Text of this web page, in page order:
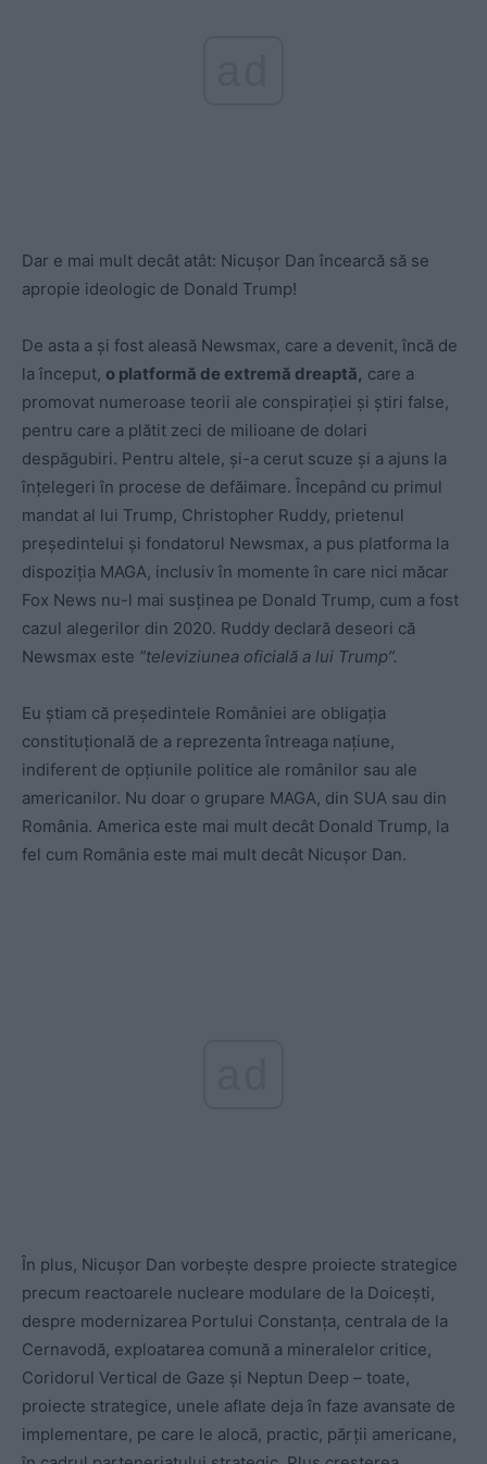
Dar e mai mult decât atât: Nicușor Dan încearcă să se
apropie ideologic de Donald Trump!
De asta a și fost aleasă Newsmax, care a devenit, încă de
la început, o platformă de extremă dreaptă, care a
promovat numeroase teorii ale conspirației și știri false,
pentru care a plătit zeci de milioane de dolari
despăgubiri. Pentru altele, și-a cerut scuze și a ajuns la
înțelegeri în procese de defăimare. Începând cu primul
mandat al lui Trump, Christopher Ruddy, prietenul
președintelui și fondatorul Newsmax, a pus platforma la
dispoziția MAGA, inclusiv în momente în care nici măcar
Fox News nu-l mai susținea pe Donald Trump, cum a fost
cazul alegerilor din 2020. Ruddy declară deseori că
Newsmax este ”televiziunea oficială a lui Trump”.
Eu știam că președintele României are obligația
constituțională de a reprezenta întreaga națiune,
indiferent de opțiunile politice ale românilor sau ale
americanilor. Nu doar o grupare MAGA, din SUA sau din
România. America este mai mult decât Donald Trump, la
fel cum România este mai mult decât Nicușor Dan.
În plus, Nicușor Dan vorbește despre proiecte strategice
precum reactoarele nucleare modulare de la Doicești,
despre modernizarea Portului Constanța, centrala de la
Cernavodă, exploatarea comună a mineralelor critice,
Coridorul Vertical de Gaze și Neptun Deep – toate,
proiecte strategice, unele aflate deja în faze avansate de
implementare, pe care le alocă, practic, părții americane,